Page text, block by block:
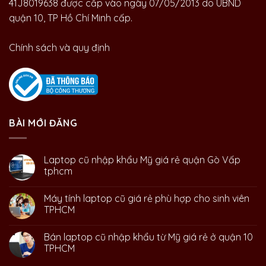
41J8019638 được cấp vào ngày 07/05/2013 do UBND
quận 10, TP Hồ Chí Minh cấp.
Chính sách và quy định
BÀI MỚI ĐĂNG
Laptop cũ nhập khẩu Mỹ giá rẻ quận Gò Vấp
tphcm
Máy tính laptop cũ giá rẻ phù hợp cho sinh viên
TPHCM
Bán laptop cũ nhập khẩu từ Mỹ giá rẻ ở quận 10
TPHCM